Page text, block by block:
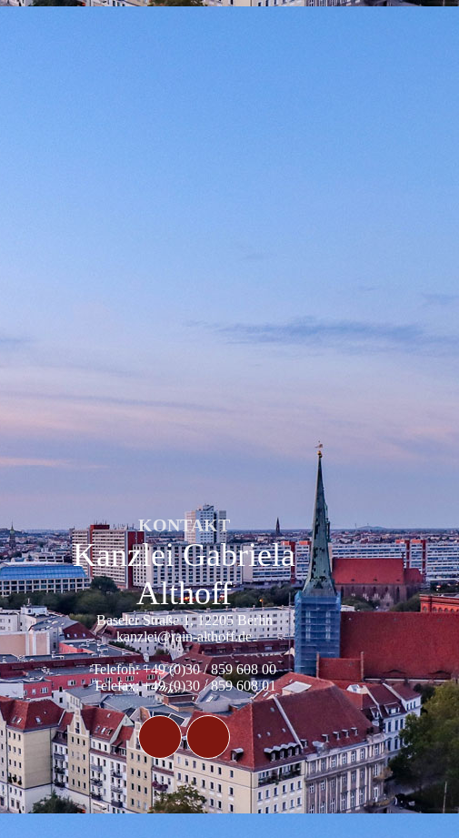
KONTAKT
Kanzlei Gabriela
Althoff
Baseler Straße 1, 12205 Berlin
kanzlei@rain-althoff.de
Telefon: +49 (0)30 / 859 608 00
Telefax: +49 (0)30 / 859 608 01